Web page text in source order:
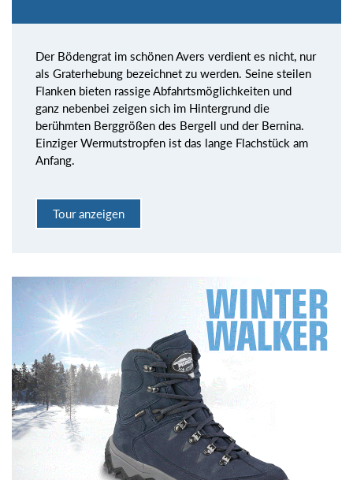
Der Bödengrat im schönen Avers verdient es nicht, nur
als Graterhebung bezeichnet zu werden. Seine steilen
Flanken bieten rassige Abfahrtsmöglichkeiten und
ganz nebenbei zeigen sich im Hintergrund die
berühmten Berggrößen des Bergell und der Bernina.
Einziger Wermutstropfen ist das lange Flachstück am
Anfang.
Tour anzeigen